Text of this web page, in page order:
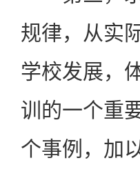
规律，从实
学校发展，
训的一个重
个事例，加